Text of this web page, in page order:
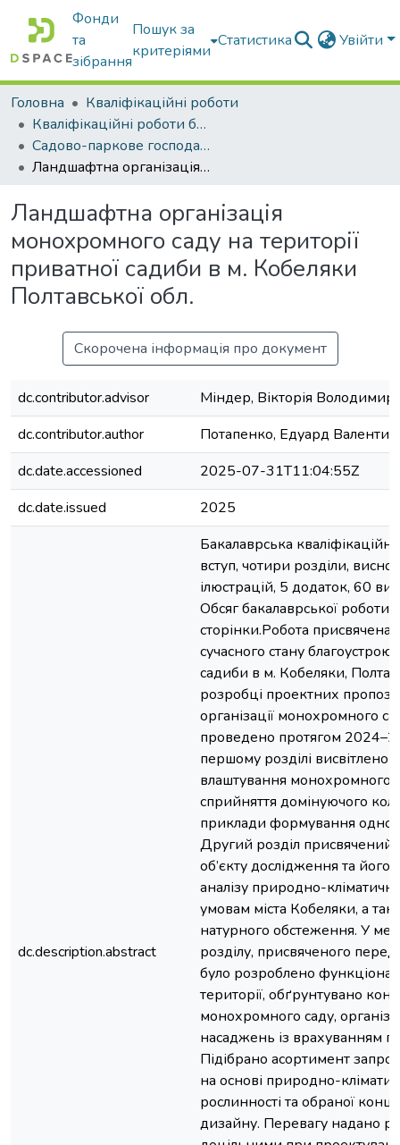
Фонди
та
зібрання
Пошук за
критеріями
Статистика Увійти
Головна
Кваліфікаційні роботи
Кваліфікаційні роботи бакалаврів
Садово-паркове господарство
Ландшафтна організація монохромного саду на території приватної садиби в м. Кобеляки Полтавської обл.
Ландшафтна організація
монохромного саду на території
приватної садиби в м. Кобеляки
Полтавської обл.
Скорочена інформація про документ
dc.contributor.advisor
Міндер, Вікторія
dc.contributor.author
Потапенко, Едуард
dc.date.accessioned
2025-07-31T11:04:55Z
dc.date.issued
2025
dc.description.abstract
Бакалаврська
вступ, чотири розділи,
ілюстрацій, 5 додаток, 60
Обсяг бакалаврської роботи
сторінки.Робота
сучасного стану благоустрою
садиби в м. Кобеляки,
розробці проектних
організації монохромного
проведено протягом
першому розділі висвітлено
влаштування монохромного
сприйняття домінуючого
приклади формування
Другий розділ присвячений
об’єкту дослідження та
аналізу природно-
умовам міста Кобеляки, а
натурного обстеження. У
розділу, присвяченого
було розроблено
території, обґрунтувано
монохромного саду,
насаджень із врахуванням
Підібрано асортимент
на основі природно-
рослинності та обраної
дизайну. Перевагу надано